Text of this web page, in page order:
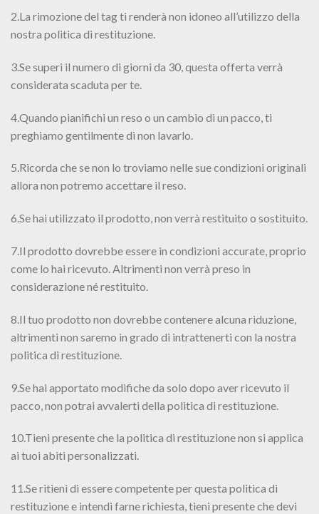
2.La rimozione del tag ti renderà non idoneo all’utilizzo della
nostra politica di restituzione.
3.Se superi il numero di giorni da 30, questa offerta verrà
considerata scaduta per te.
4.Quando pianifichi un reso o un cambio di un pacco, ti
preghiamo gentilmente di non lavarlo.
5.Ricorda che se non lo troviamo nelle sue condizioni originali
allora non potremo accettare il reso.
6.Se hai utilizzato il prodotto, non verrà restituito o sostituito.
7.Il prodotto dovrebbe essere in condizioni accurate, proprio
come lo hai ricevuto. Altrimenti non verrà preso in
considerazione né restituito.
8.Il tuo prodotto non dovrebbe contenere alcuna riduzione,
altrimenti non saremo in grado di intrattenerti con la nostra
politica di restituzione.
9.Se hai apportato modifiche da solo dopo aver ricevuto il
pacco, non potrai avvalerti della politica di restituzione.
10.Tieni presente che la politica di restituzione non si applica
ai tuoi abiti personalizzati.
11.Se ritieni di essere competente per questa politica di
restituzione e intendi farne richiesta, tieni presente che devi